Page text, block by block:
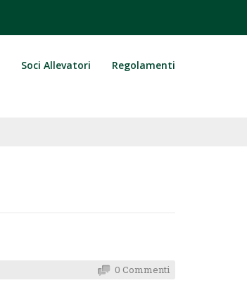
Soci Allevatori Regolamenti
0 Commenti